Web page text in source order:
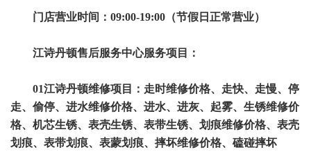
门店营业时间：09:00-19:00（节假日正常营业）
江诗丹顿售后服务中心服务项目：
01江诗丹顿维修项目：走时维修价格、走快、走慢、停
走、偷停、进水维修价格、进水、进灰、起雾、生锈维修价
格、机芯生锈、表壳生锈、表带生锈、划痕维修价格、表壳
划痕、表带划痕、表蒙划痕、摔坏维修价格、磕碰摔坏